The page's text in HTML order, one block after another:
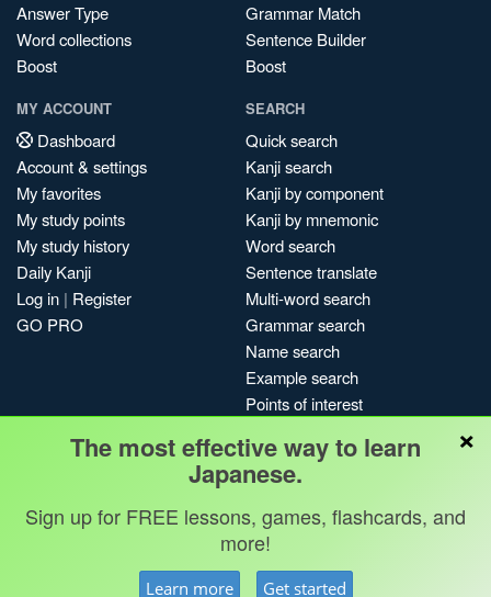
Answer Type
Word collections
Boost
Grammar Match
Sentence Builder
Boost
MY ACCOUNT
Dashboard
Account & settings
My favorites
My study points
My study history
Daily Kanji
Log in | Register
GO PRO
SEARCH
Quick search
Kanji search
Kanji by component
Kanji by mnemonic
Word search
Sentence translate
Multi-word search
Grammar search
Name search
Example search
Points of interest
My search history
Search index
Blog
Terms & conditions
Kanshudo 2025
×
The most effective way to learn
Japanese.
Sign up for FREE lessons, games, flashcards, and
more!
Learn more Get started